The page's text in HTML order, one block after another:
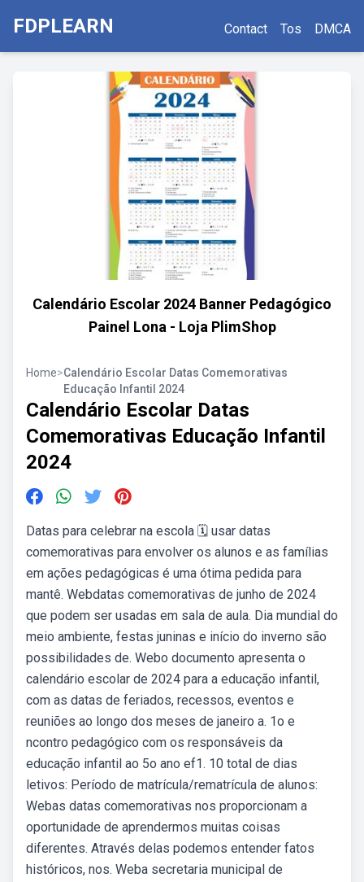
FDPLEARN Contact Tos DMCA
Calendário Escolar 2024 Banner Pedagógico
Painel Lona - Loja PlimShop
Home>Calendário Escolar Datas Comemorativas
Educação Infantil 2024
Calendário Escolar Datas
Comemorativas Educação Infantil
2024
Datas para celebrar na escola 🗓️ usar datas
comemorativas para envolver os alunos e as famílias
em ações pedagógicas é uma ótima pedida para
mantê. Webdatas comemorativas de junho de 2024
que podem ser usadas em sala de aula. Dia mundial do
meio ambiente, festas juninas e início do inverno são
possibilidades de. Webo documento apresenta o
calendário escolar de 2024 para a educação infantil,
com as datas de feriados, recessos, eventos e
reuniões ao longo dos meses de janeiro a. 1o e
ncontro pedagógico com os responsáveis da
educação infantil ao 5o ano ef1. 10 total de dias
letivos: Período de matrícula/rematrícula de alunos:
Webas datas comemorativas nos proporcionam a
oportunidade de aprendermos muitas coisas
diferentes. Através delas podemos entender fatos
históricos, nos. Weba secretaria municipal de